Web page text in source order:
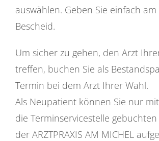
auswählen. Geben Sie einfach
Bescheid.
Um sicher zu gehen, den Arzt
treffen, buchen Sie als
Termin bei dem Arzt Ihrer Wahl.
Als Neupatient können Sie nur
die Terminservicestelle
der ARZTPRAXIS AM MICHEL